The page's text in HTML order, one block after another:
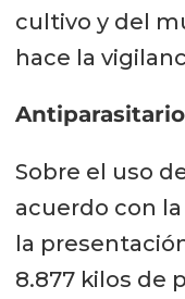
cultivo y del
hace la
Sobre el uso
acuerdo con
la
8.877 kilos de